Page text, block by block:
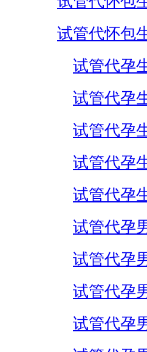
试管代怀包
试管代孕
试管代孕
试管代孕
试管代孕
试管代孕
试管代孕
试管代孕
试管代孕
试管代孕